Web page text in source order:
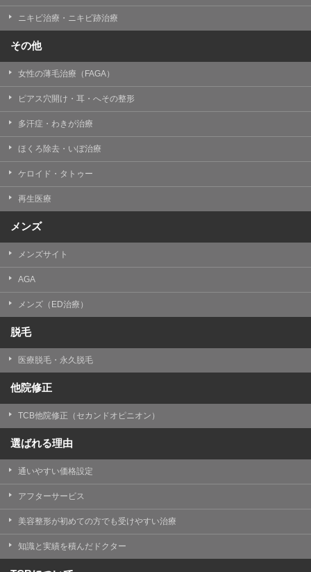
ニキビ治療・ニキビ跡治療
その他
女性の薄毛治療（FAGA）
ピアス穴開け・耳・へその整形
多汗症・わきが治療
ほくろ除去・いぼ治療
ケロイド・タトゥー
再生医療
メンズ
メンズサイト
AGA
メンズ（ED治療）
脱毛
医療脱毛・永久脱毛
他院修正
TCB他院修正（セカンドオピニオン）
選ばれる理由
通いやすい価格設定
アフターサービス
美容整形が初めての方でも受けやすい治療
知識と実績を積んだドクター